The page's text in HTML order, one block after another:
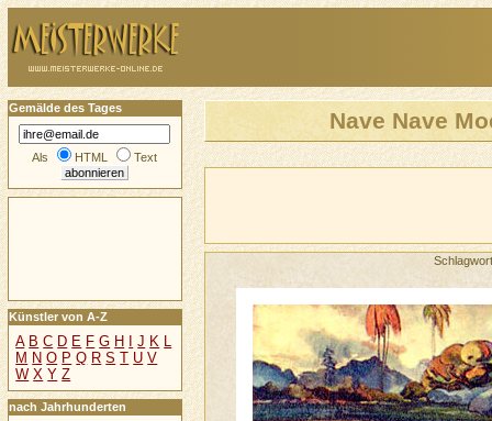
Nave Nave
Gemälde des Tages
Als HTML Text
Künstler von A-Z
A B C D E F G H J K L
M N O P Q R S T U V
W X Y Z
nach Jahrhunderten